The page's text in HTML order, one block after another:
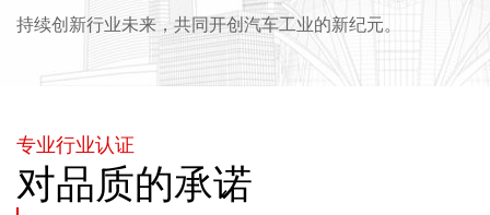
持续创新行业未来，共同开创汽车工业的新纪元。
专业行业认证
对品质的承诺